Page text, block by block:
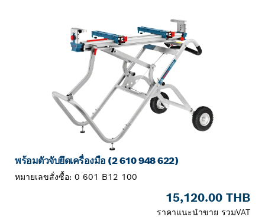
พร้อมตัวจับยึดเครื่องมือ (2 610 948 622)
หมายเลขสั่งซื้อ: 0 601 B12 100
15,120.00 THB
ราคาแนะนำขาย รวมVAT